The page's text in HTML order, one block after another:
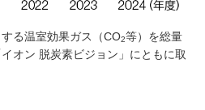
る温室効果ガス（CO2等）を総量
オン 脱炭素ビジョン」にともに取